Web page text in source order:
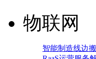
物联网
智能制造线边